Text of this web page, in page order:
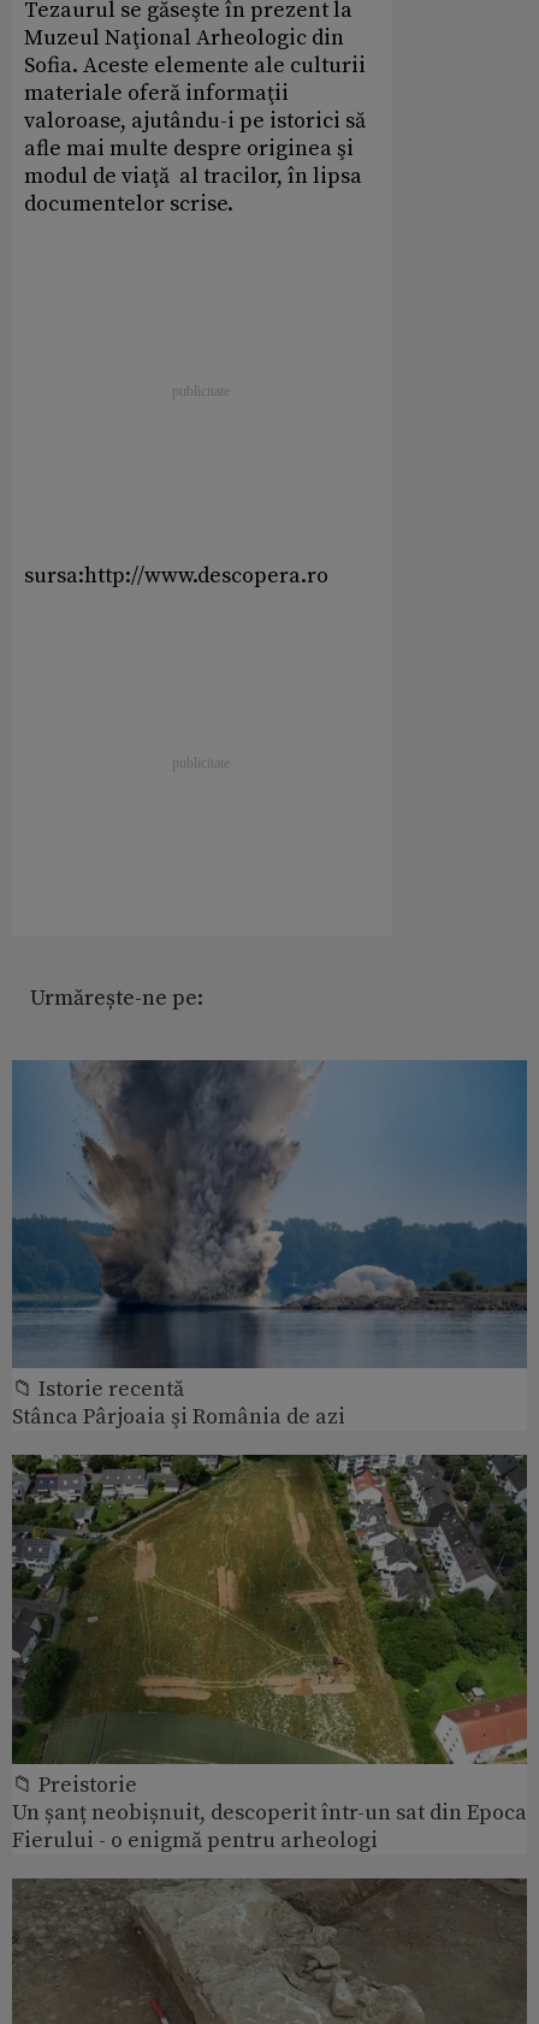
Tezaurul se găseşte în prezent la
Muzeul Naţional Arheologic din
Sofia. Aceste elemente ale culturii
materiale oferă informaţii
valoroase, ajutându-i pe istorici să
afle mai multe despre originea şi
modul de viaţă al tracilor, în lipsa
documentelor scrise.
sursa:http://www.descopera.ro
Urmărește-ne pe:
📁 Istorie recentă
Stânca Pârjoaia şi România de azi
📁 Preistorie
Un șanț neobișnuit, descoperit într-un sat din Epoca
Fierului - o enigmă pentru arheologi